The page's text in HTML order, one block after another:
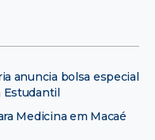
anuncia bolsa especial
Estudantil
Medicina em Macaé